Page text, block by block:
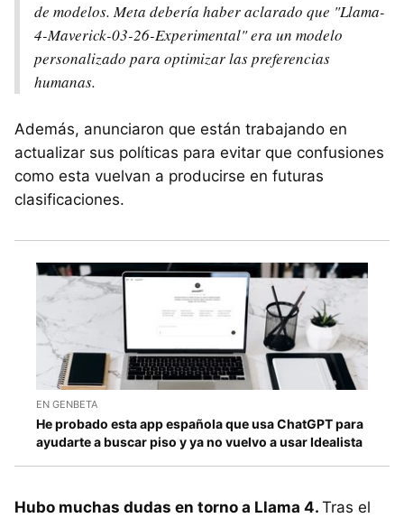
de modelos. Meta debería haber aclarado que "Llama-
4-Maverick-03-26-Experimental" era un modelo
personalizado para optimizar las preferencias
humanas.
Además, anunciaron que están trabajando en
actualizar sus políticas para evitar que confusiones
como esta vuelvan a producirse en futuras
clasificaciones.
EN GENBETA
He probado esta app española que usa ChatGPT para
ayudarte a buscar piso y ya no vuelvo a usar Idealista
Hubo muchas dudas en torno a Llama 4. Tras el